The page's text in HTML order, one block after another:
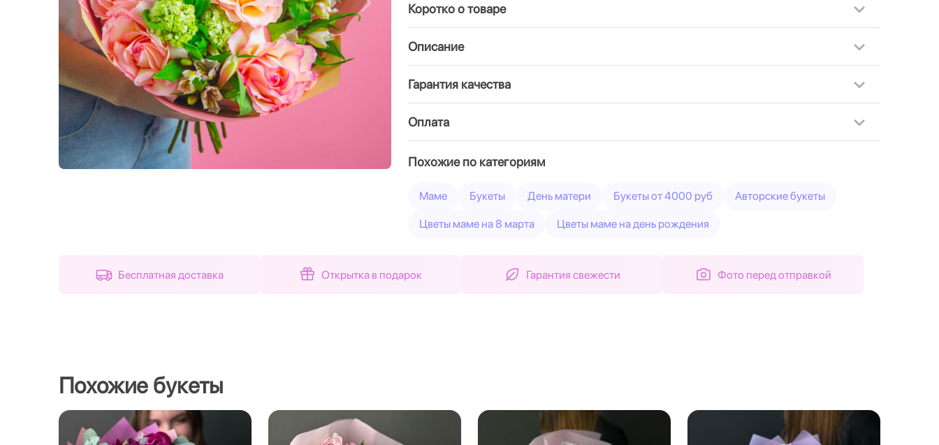
Назад Вперед Коротко о товаре
Описание
Гарантия качества
Оплата
Похожие по категориям
Маме Букеты День матери Букеты от 4000 руб Авторские букеты
Цветы маме на 8 марта Цветы маме на день рождения
Бесплатная доставка Открытка в подарок Гарантия свежести Фото перед отправкой
Похожие букеты